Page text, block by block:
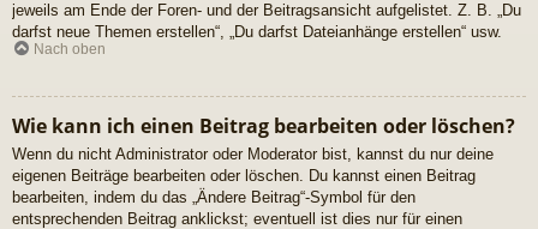
jeweils am Ende der Foren- und der Beitragsansicht aufgelistet. Z. B. „Du
darfst neue Themen erstellen“, „Du darfst Dateianhänge erstellen“ usw.
Nach oben
Wie kann ich einen Beitrag bearbeiten oder löschen?
Wenn du nicht Administrator oder Moderator bist, kannst du nur deine
eigenen Beiträge bearbeiten oder löschen. Du kannst einen Beitrag
bearbeiten, indem du das „Ändere Beitrag“-Symbol für den
entsprechenden Beitrag anklickst; eventuell ist dies nur für einen